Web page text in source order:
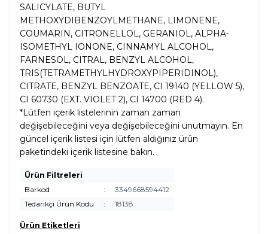
SALICYLATE, BUTYL
METHOXYDIBENZOYLMETHANE, LIMONENE,
COUMARIN, CITRONELLOL, GERANIOL, ALPHA-
ISOMETHYL IONONE, CINNAMYL ALCOHOL,
FARNESOL, CITRAL, BENZYL ALCOHOL,
TRIS(TETRAMETHYLHYDROXYPIPERIDINOL),
CITRATE, BENZYL BENZOATE, CI 19140 (YELLOW 5),
CI 60730 (EXT. VIOLET 2), CI 14700 (RED 4).
*Lütfen içerik listelerinin zaman zaman
değişebileceğini veya değişebileceğini unutmayın. En
güncel içerik listesi için lütfen aldığınız ürün
paketindeki içerik listesine bakın.
Ürün Filtreleri
Barkod
:
3349668594412
Tedarikçi Ürün Kodu
: 18138
Ürün Etiketleri